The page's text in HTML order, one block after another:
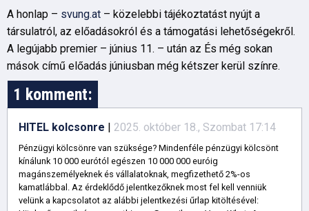
A honlap – svung.at – közelebbi tájékoztatást nyújt a
társulatról, az előadásokról és a támogatási lehetőségekről.
A legújabb premier – június 11. – után az És még sokan
mások című előadás júniusban még kétszer kerül színre.
1 komment:
HITEL kolcsonre | 2025. október 18., Szombat 17:14
Pénzügyi kölcsönre van szüksége? Mindenféle pénzügyi kölcsönt
kínálunk 10 000 eurótól egészen 10 000 000 euróig
magánszemélyeknek és vállalatoknak, megfizethető 2%-os
kamatlábbal. Az érdeklődő jelentkezőknek most fel kell venniük
velünk a kapcsolatot az alábbi jelentkezési űrlap kitöltésével: